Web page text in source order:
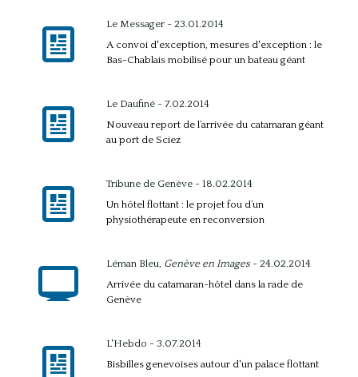
Le Messager - 23.01.2014
A convoi d'exception, mesures d'exception : le
Bas-Chablais mobilisé pour un bateau géant
Le Daufiné - 7.02.2014
Nouveau report de l’arrivée du catamaran géant
au port de Sciez
Tribune de Genève - 18.02.2014
Un hôtel flottant : le projet fou d’un
physiothérapeute en reconversion
Léman Bleu, Genève en Images - 24.02.2014
Arrivée du catamaran-hôtel dans la rade de
Genève
L'Hebdo - 3.07.2014
Bisbilles genevoises autour d'un palace flottant